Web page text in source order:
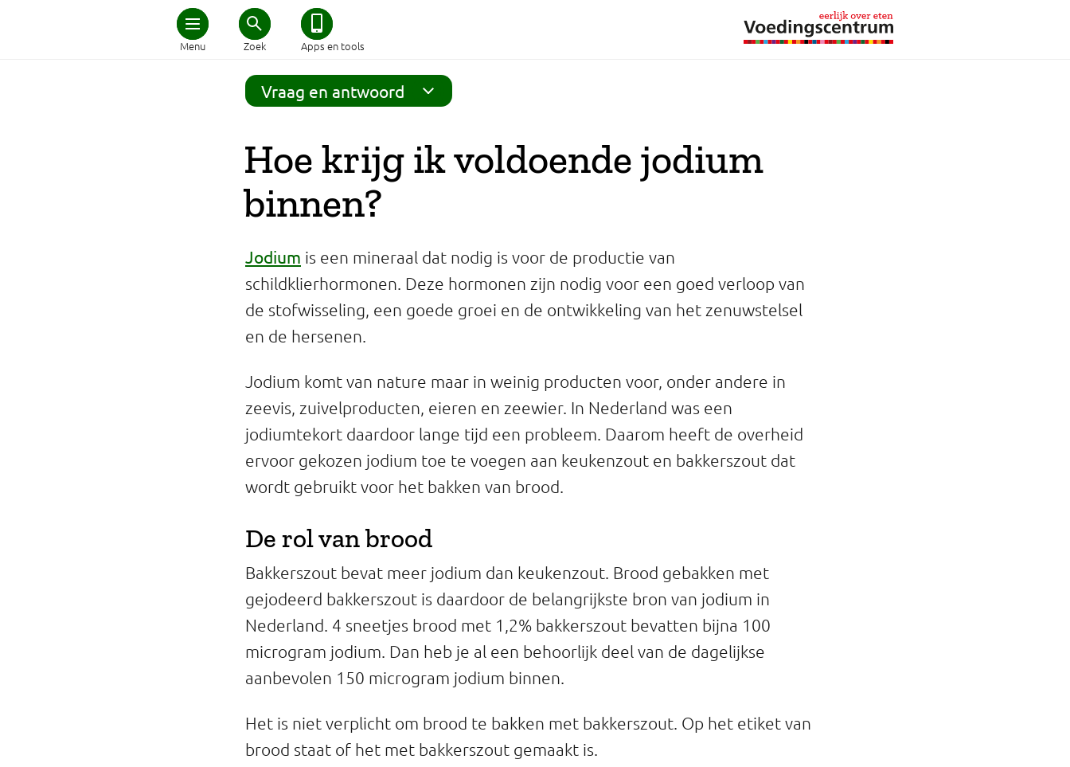
Menu Zoek Apps en tools
Home
Schijf van Vijf
Afvallen
Zwanger en kind
Duurzaam eten
Veilig eten
Professionals
Onderwijs
Eetomgevingen
Vraag en antwoord
Hoe krijg ik voldoende jodium
binnen?
Jodium is een mineraal dat nodig is voor de productie van
schildklierhormonen. Deze hormonen zijn nodig voor een goed verloop van
de stofwisseling, een goede groei en de ontwikkeling van het zenuwstelsel
en de hersenen.
Jodium komt van nature maar in weinig producten voor, onder andere in
zeevis, zuivelproducten, eieren en zeewier. In Nederland was een
jodiumtekort daardoor lange tijd een probleem. Daarom heeft de overheid
ervoor gekozen jodium toe te voegen aan keukenzout en bakkerszout dat
wordt gebruikt voor het bakken van brood.
De rol van brood
Bakkerszout bevat meer jodium dan keukenzout. Brood gebakken met
gejodeerd bakkerszout is daardoor de belangrijkste bron van jodium in
Nederland. 4 sneetjes brood met 1,2% bakkerszout bevatten bijna 100
microgram jodium. Dan heb je al een behoorlijk deel van de dagelijkse
aanbevolen 150 microgram jodium binnen.
Het is niet verplicht om brood te bakken met bakkerszout. Op het etiket van
brood staat of het met bakkerszout gemaakt is.